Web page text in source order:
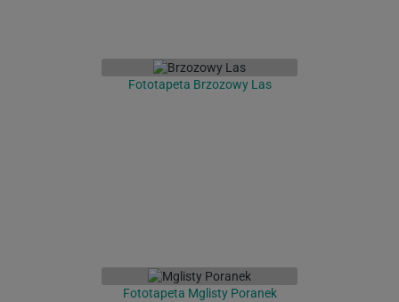
Fototapeta Brzozowy Las
Fototapeta Mglisty Poranek